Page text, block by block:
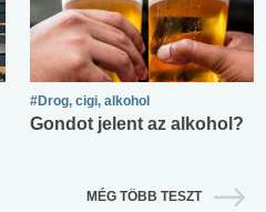
#Drog, cigi, alkohol
Gondot jelent az alkohol?
MÉG TÖBB TESZT